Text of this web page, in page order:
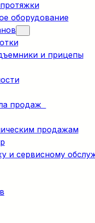
оборудование
и прицепы
продаж
продажам
и сервисному